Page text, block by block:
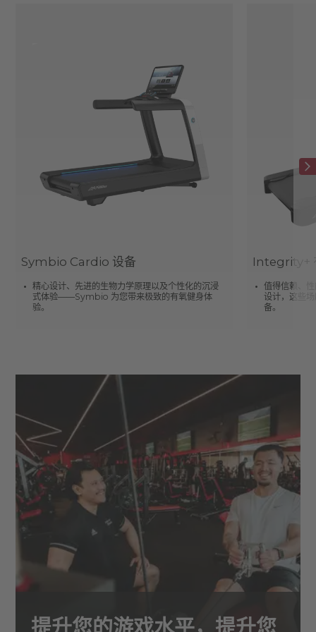
Symbio Cardio 设备
精心设计、先进的生物力学原理以及个性化的沉浸
式体验——Symbio 为您带来极致的有氧健身体
验。
Integrity+
值得信赖、
设计，这些
备。
提升您的游戏水平，提升您